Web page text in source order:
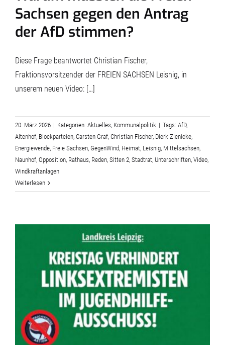
Sachsen gegen den Antrag
der AfD stimmen?
Diese Frage beantwortet Christian Fischer,
Fraktionsvorsitzender der FREIEN SACHSEN Leisnig, in
unserem neuen Video: […]
20. März 2026 | Kategorien: Aktuelles, Kommunalpolitik | Tags: AfD,
Altenhof, Blockparteien, Carsten Graf, Christian Fischer, Dierk Zienicke,
Energiewende, Freie Sachsen, GegenWind, Heimat, Leisnig, Mittelsachsen,
Naunhof, Opposition, Rathaus, Reden, Sitten 2, Stadtrat, Unterschriften, Video,
Windkraftanlagen
Weiterlesen